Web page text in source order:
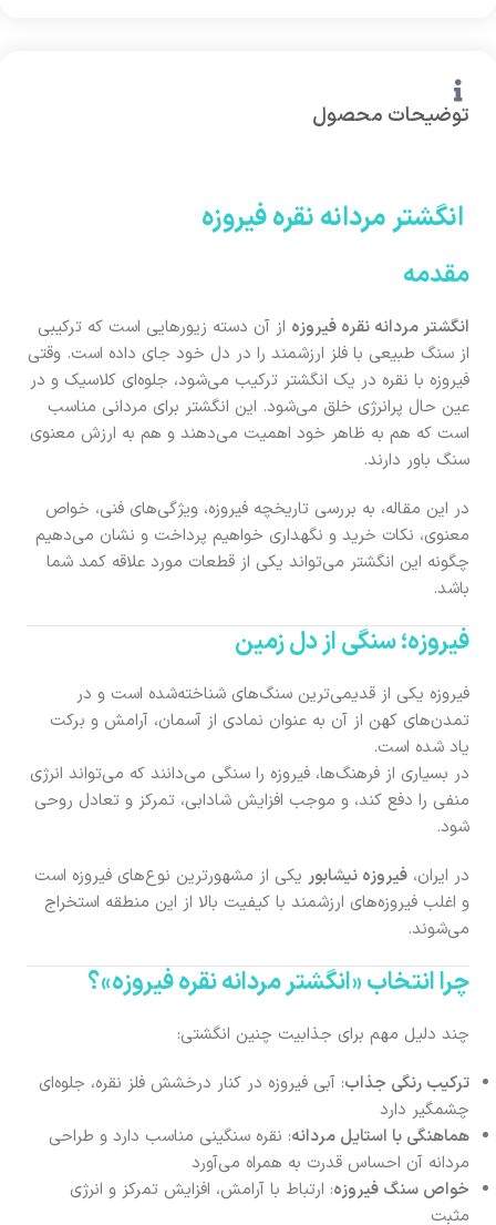
توضیحات محصول
انگشتر مردانه نقره فیروزه
مقدمه
انگشتر مردانه نقره فیروزه از آن دسته زیورهایی است که ترکیبی
از سنگ طبیعی با فلز ارزشمند را در دل خود جای داده است. وقتی
فیروزه با نقره در یک انگشتر ترکیب می‌شود، جلوه‌ای کلاسیک و در
عین حال پرانرژی خلق می‌شود. این انگشتر برای مردانی مناسب
است که هم به ظاهر خود اهمیت می‌دهند و هم به ارزش معنوی
سنگ باور دارند.
در این مقاله، به بررسی تاریخچه فیروزه، ویژگی‌های فنی، خواص
معنوی، نکات خرید و نگهداری خواهیم پرداخت و نشان می‌دهیم
چگونه این انگشتر می‌تواند یکی از قطعات مورد علاقه کمد شما
باشد.
فیروزه؛ سنگی از دل زمین
فیروزه یکی از قدیمی‌ترین سنگ‌های شناخته‌شده است و در
تمدن‌های کهن از آن به عنوان نمادی از آسمان، آرامش و برکت
یاد شده است.
در بسیاری از فرهنگ‌ها، فیروزه را سنگی می‌دانند که می‌تواند انرژی
منفی را دفع کند، و موجب افزایش شادابی، تمرکز و تعادل روحی
شود.
در ایران، فیروزه نیشابور یکی از مشهورترین نوع‌های فیروزه است
و اغلب فیروزه‌های ارزشمند با کیفیت بالا از این منطقه استخراج
می‌شوند.
چرا انتخاب «انگشتر مردانه نقره فیروزه»؟
چند دلیل مهم برای جذابیت چنین انگشتی:
ترکیب رنگی جذاب: آبی فیروزه در کنار درخشش فلز نقره، جلوه‌ای
چشمگیر دارد
هماهنگی با استایل مردانه: نقره سنگینی مناسب دارد و طراحی
مردانه آن احساس قدرت به همراه می‌آورد
خواص سنگ فیروزه: ارتباط با آرامش، افزایش تمرکز و انرژی
مثبت